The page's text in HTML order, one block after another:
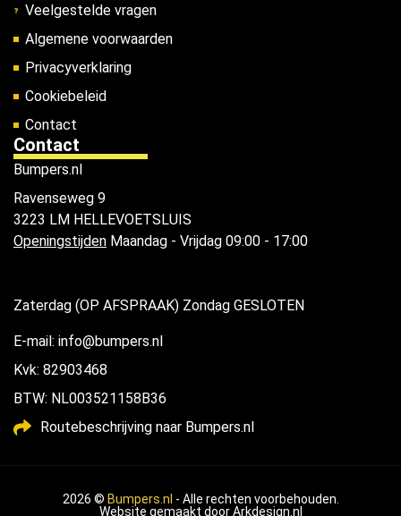
Veelgestelde vragen
Algemene voorwaarden
Privacyverklaring
Cookiebeleid
Contact
Contact
Bumpers.nl
Ravenseweg 9
3223 LM HELLEVOETSLUIS
Openingstijden Maandag - Vrijdag 09:00 - 17:00
Zaterdag (OP AFSPRAAK) Zondag GESLOTEN
E-mail: info@bumpers.nl
Kvk: 82903468
BTW: NL003521158B36
Routebeschrijving naar Bumpers.nl
2026 © Bumpers.nl - Alle rechten voorbehouden.
Website gemaakt doorArkdesign.nl